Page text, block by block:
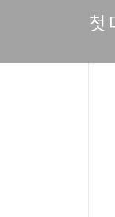
첫